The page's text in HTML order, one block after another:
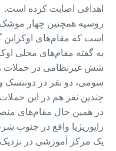
اهدافی اصابت کرده است.
روسیه همچنین چهار
است که مقام‌های اوکراین
به گفته مقام‌های محلی
شش غیرنظامی در حملات
سومی، دو نفر در دونتسک
چندین نفر هم در این
در همین حال مقام‌های
زاپوریژیا واقع در جنوب
یک مرکز آموزشی در نزدیک